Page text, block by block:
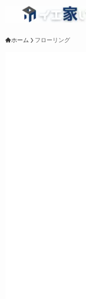
ホーム フローリング